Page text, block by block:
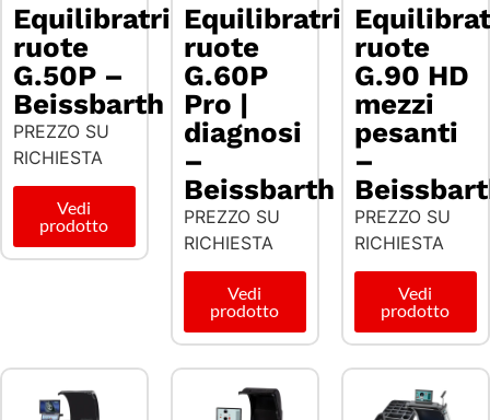
Equilibratrice
ruote
G.50P –
Beissbarth
PREZZO SU
RICHIESTA
Vedi
prodotto
Equilibratrice
ruote
G.60P
Pro |
diagnosi
–
Beissbarth
PREZZO SU
RICHIESTA
Vedi
prodotto
ruote
G.90 HD
mezzi
pesanti
–
PREZZO SU
RICHIESTA
Vedi
prodotto